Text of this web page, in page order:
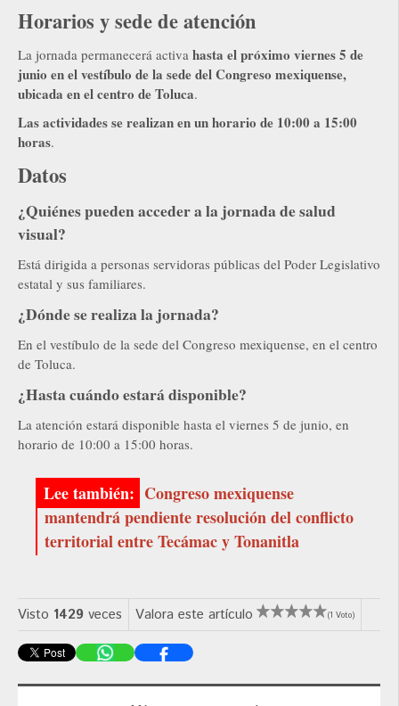
Horarios y sede de atención
La jornada permanecerá activa hasta el próximo viernes 5 de
junio en el vestíbulo de la sede del Congreso mexiquense,
ubicada en el centro de Toluca.
Las actividades se realizan en un horario de 10:00 a 15:00
horas.
Datos
¿Quiénes pueden acceder a la jornada de salud
visual?
Está dirigida a personas servidoras públicas del Poder Legislativo
estatal y sus familiares.
¿Dónde se realiza la jornada?
En el vestíbulo de la sede del Congreso mexiquense, en el centro
de Toluca.
¿Hasta cuándo estará disponible?
La atención estará disponible hasta el viernes 5 de junio, en
horario de 10:00 a 15:00 horas.
Congreso mexiquense
mantendrá pendiente resolución del conflicto
territorial entre Tecámac y Tonanitla
Visto 1429 veces Valora este artículo (1 Voto)